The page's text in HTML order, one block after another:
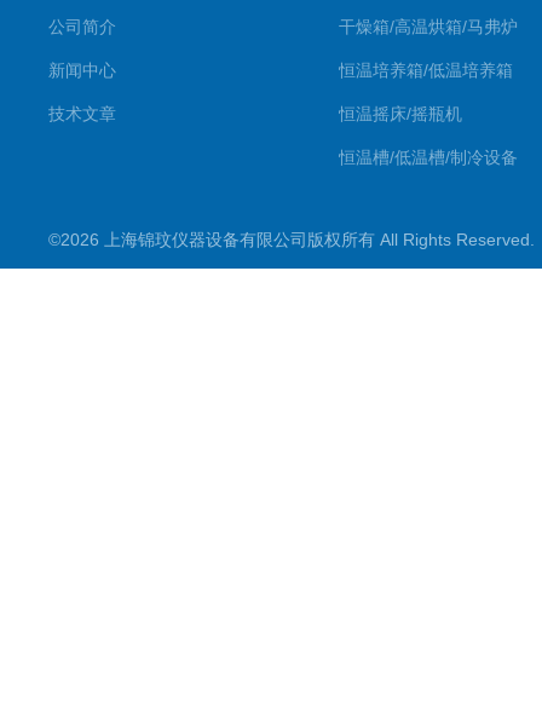
公司简介
新闻中心
技术文章
干燥箱/高温烘箱/马弗炉
恒温培养箱/低温培养箱
恒温摇床/摇瓶机
恒温槽/低温槽/制冷设备
超声波仪器
©2026 上海锦玟仪器设备有限公司版权所有 All Rights